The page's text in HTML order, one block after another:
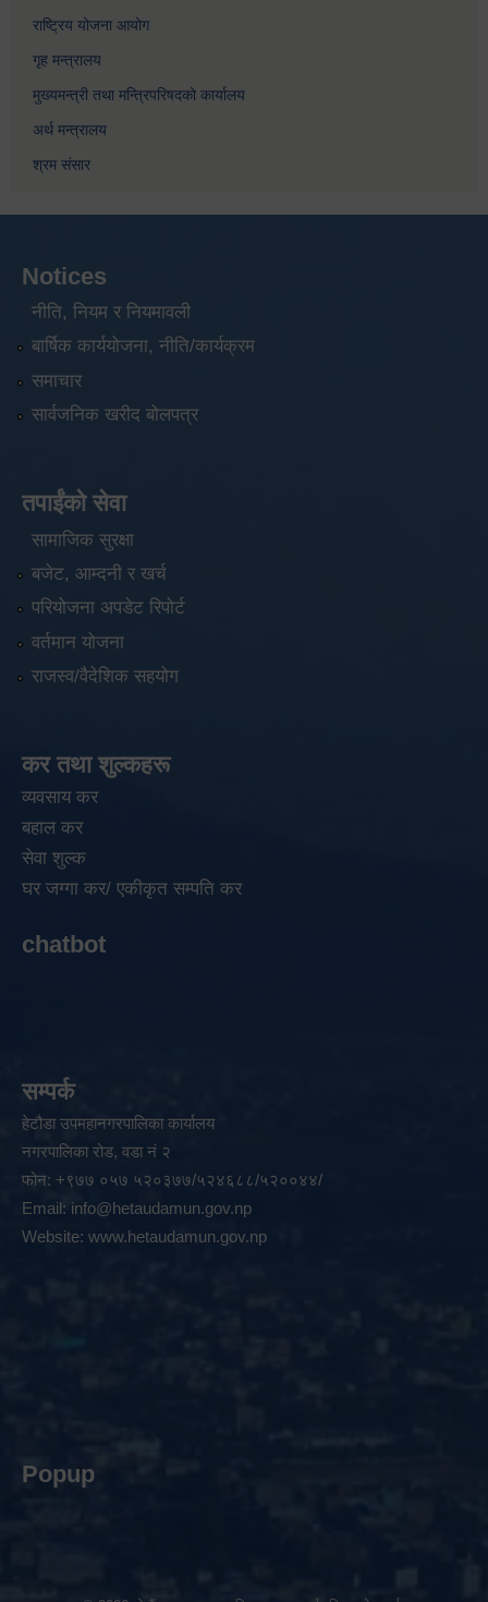
राष्ट्रिय योजना आयोग
गृह मन्त्रालय
मुख्यमन्त्री तथा मन्त्रिपरिषदको कार्यालय
अर्थ मन्त्रालय
श्रम संसार
Notices
नीति, नियम र नियमावली
बार्षिक कार्ययोजना, नीति/कार्यक्रम
समाचार
सार्वजनिक खरीद बोलपत्र
तपाईंको सेवा
सामाजिक सुरक्षा
बजेट, आम्दनी र खर्च
परियोजना अपडेट रिपोर्ट
वर्तमान योजना
राजस्व/वैदेशिक सहयोग
कर तथा शुल्कहरू
व्यवसाय कर
बहाल कर
सेवा शुल्क
घर जग्गा कर/ एकीकृत सम्पति कर
chatbot
सम्पर्क
हेटौडा उपमहानगरपालिका कार्यालय
नगरपालिका रोड, वडा नं २
फोन: +९७७ ०५७ ५२०३७७/५२४६८८/५२००४४/
Email: info@hetaudamun.gov.np
Website: www.hetaudamun.gov.np
Popup